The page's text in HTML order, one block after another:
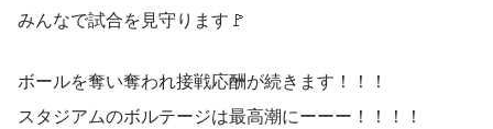
みんなで試合を見守ります🚩
ボールを奪い奪われ接戦応酬が続きます！！！
スタジアムのボルテージは最高潮にーーー！！！！